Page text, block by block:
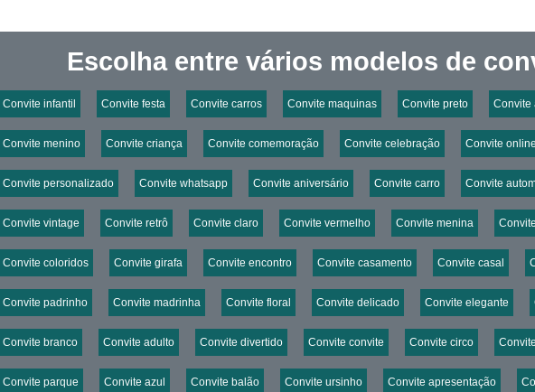
Escolha entre vários modelos de
Convite infantil Convite festa Convite carros Convite maquinas Convite preto Convite
Convite menino Convite criança Convite comemoração Convite celebração Convite
Convite personalizado Convite whatsapp Convite aniversário Convite carro Convite
Convite vintage Convite retrô Convite claro Convite vermelho Convite menina
Convite coloridos Convite girafa Convite encontro Convite casamento Convite casal
Convite padrinho Convite madrinha Convite floral Convite delicado Convite elegante
Convite branco Convite adulto Convite divertido Convite convite Convite circo
Convite parque Convite azul Convite balão Convite ursinho Convite apresentação